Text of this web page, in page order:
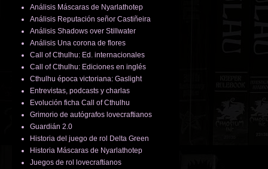
Análisis Máscaras de Nyarlathotep
Análisis Reputación señor Castiñeira
Análisis Shadows over Stillwater
Análisis Una corona de flores
Call of Cthulhu: Ed. internacionales
Call of Cthulhu: Ediciones en inglés
Cthulhu época victoriana: Gaslight
Entrevistas, podcasts y charlas
Evolución ficha Call of Cthulhu
Grimorio de autógrafos lovecraftianos
Guardián 2.0
Historia del juego de rol Delta Green
Historia Máscaras de Nyarlathotep
Juegos de rol lovecraftianos